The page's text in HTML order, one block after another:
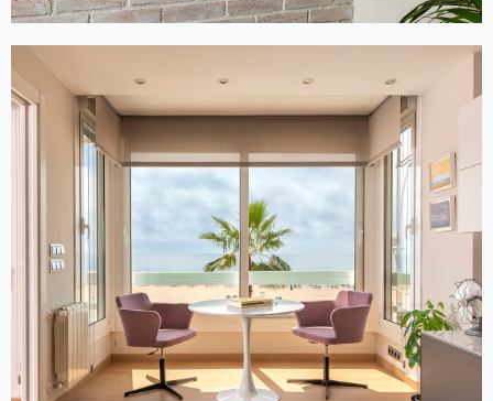
REFORMA INTEGRAL DE
VIVENDA PARTICULAR A
LLORET DE MAR
Reforma i redistribució de vivenda particular